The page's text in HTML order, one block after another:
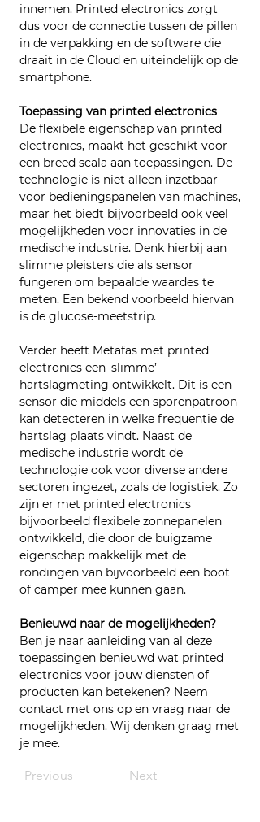
innemen. Printed electronics zorgt
dus voor de connectie tussen de pillen
in de verpakking en de software die
draait in de Cloud en uiteindelijk op de
smartphone.
Toepassing van printed electronics
De flexibele eigenschap van printed
electronics, maakt het geschikt voor
een breed scala aan toepassingen. De
technologie is niet alleen inzetbaar
voor bedieningspanelen van machines,
maar het biedt bijvoorbeeld ook veel
mogelijkheden voor innovaties in de
medische industrie. Denk hierbij aan
slimme pleisters die als sensor
fungeren om bepaalde waardes te
meten. Een bekend voorbeeld hiervan
is de glucose-meetstrip.
Verder heeft Metafas met printed
electronics een 'slimme’
hartslagmeting ontwikkelt. Dit is een
sensor die middels een sporenpatroon
kan detecteren in welke frequentie de
hartslag plaats vindt. Naast de
medische industrie wordt de
technologie ook voor diverse andere
sectoren ingezet, zoals de logistiek. Zo
zijn er met printed electronics
bijvoorbeeld flexibele zonnepanelen
ontwikkeld, die door de buigzame
eigenschap makkelijk met de
rondingen van bijvoorbeeld een boot
of camper mee kunnen gaan.
Benieuwd naar de mogelijkheden?
Ben je naar aanleiding van al deze
toepassingen benieuwd wat printed
electronics voor jouw diensten of
producten kan betekenen? Neem
contact met ons op en vraag naar de
mogelijkheden. Wij denken graag met
je mee.
Previous Next